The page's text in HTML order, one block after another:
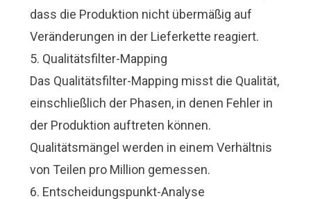
dass die Produktion nicht übermäßig auf
Veränderungen in der Lieferkette reagiert.
5. Qualitätsfilter-Mapping
Das Qualitätsfilter-Mapping misst die Qualität,
einschließlich der Phasen, in denen Fehler in
der Produktion auftreten können.
Qualitätsmängel werden in einem Verhältnis
von Teilen pro Million gemessen.
6. Entscheidungspunkt-Analyse